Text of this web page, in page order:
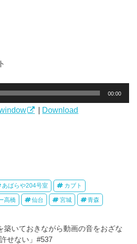
00:00
Download
あばらや204号室 カブト
高橋 仙台 宮城 青森
築いておきながら動画の音をおざな
せない」#537